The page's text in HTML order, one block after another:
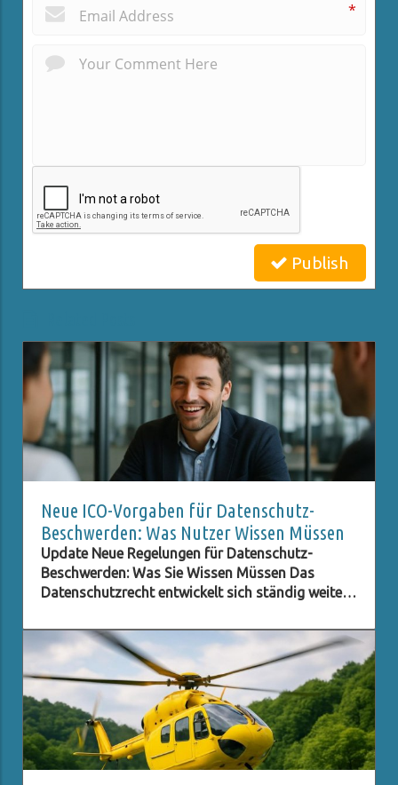
*
Publish
Neue ICO-Vorgaben für Datenschutz-
Beschwerden: Was Nutzer Wissen Müssen
Update Neue Regelungen für Datenschutz-
Beschwerden: Was Sie Wissen Müssen Das
Datenschutzrecht entwickelt sich ständig weiter,
Schutz persönlicher Daten immer wichtiger wird.
Eine der neuesten Entwicklungen betrifft die ICO
(Information Commissioner's Office) im
Vereinigten Königreich, die neue Verpflichtungen
für Beschwerden im Bereich des Datenschutzes
eingeführt hat. Diese Regelungen zielen darauf
ab, den Beschwerdeprozess zu optimieren und
sicherzustellen, dass Anfragen zur